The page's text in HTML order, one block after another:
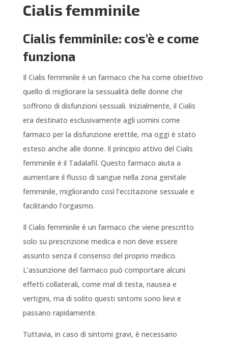
Cialis femminile
Cialis femminile: cos’è e come
funziona
Il Cialis femminile è un farmaco che ha come obiettivo
quello di migliorare la sessualità delle donne che
soffrono di disfunzioni sessuali. Inizialmente, il Cialis
era destinato esclusivamente agli uomini come
farmaco per la disfunzione erettile, ma oggi è stato
esteso anche alle donne. Il principio attivo del Cialis
femminile è il Tadalafil. Questo farmaco aiuta a
aumentare il flusso di sangue nella zona genitale
femminile, migliorando così l’eccitazione sessuale e
facilitando l’orgasmo.
Il Cialis femminile è un farmaco che viene prescritto
solo su prescrizione medica e non deve essere
assunto senza il consenso del proprio medico.
L’assunzione del farmaco può comportare alcuni
effetti collaterali, come mal di testa, nausea e
vertigini, ma di solito questi sintomi sono lievi e
passano rapidamente.
Tuttavia, in caso di sintomi gravi, è necessario